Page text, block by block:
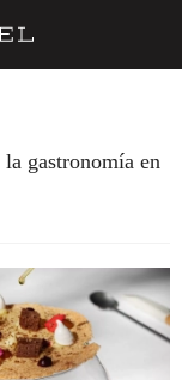
gastronomía en